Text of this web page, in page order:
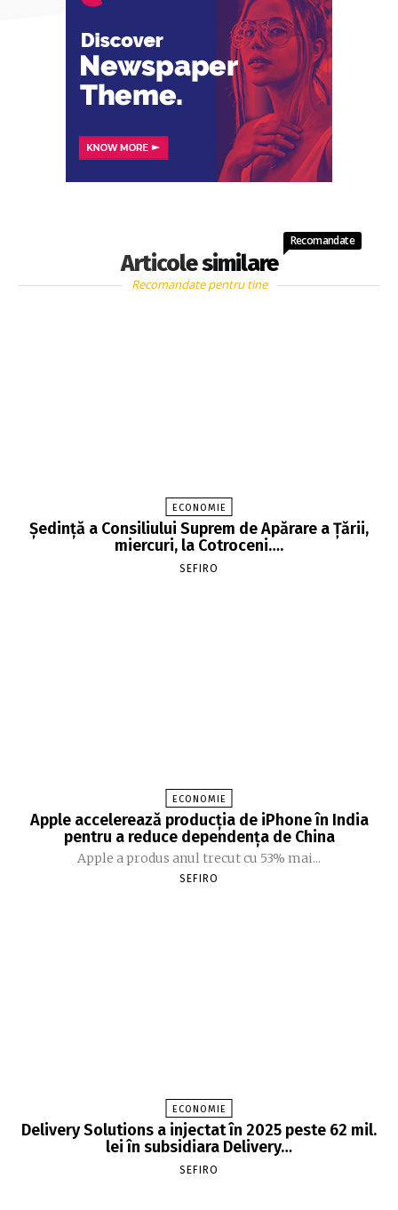
Articole similare
Recomandate
Recomandate pentru tine
ECONOMIE
Şedinţă a Consiliului Suprem de Apărare a Ţării,
miercuri, la Cotroceni….
SEFIRO
ECONOMIE
Apple accelerează producția de iPhone în India
pentru a reduce dependența de China
Apple a produs anul trecut cu 53% mai...
SEFIRO
ECONOMIE
Delivery Solutions a injectat în 2025 peste 62 mil.
lei în subsidiara Delivery…
SEFIRO